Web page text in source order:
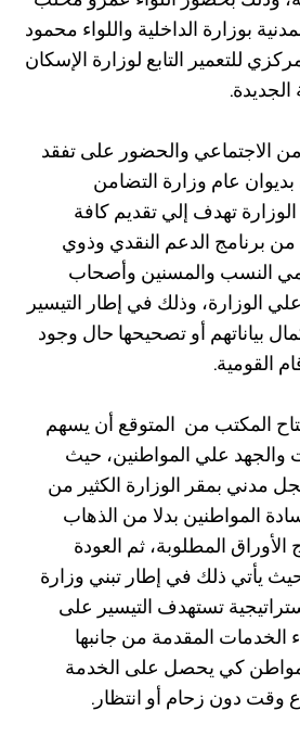
بوزارة الداخلية واللواء محمود
للتعمير التابع لوزارة الإسكان
الجديدة.
الاجتماعي والحضور على تفقد
عام وزارة التضامن
تهدف إلي تقديم كافة
برنامج الدعم النقدي وذوي
النسب والمسنين وأصحاب
الوزارة، وذلك في إطار التيسير
بياناتهم أو تصحيحها حال وجود
القومية.
المكتب من المتوقع أن يسهم
والجهد علي المواطنين، حيث
بمقر الوزارة الكثير من
المواطنين بدلا من الذهاب
المطلوبة، ثم العودة
يأتي ذلك في إطار تبني وزارة
تستهدف التيسير على
الخدمات المقدمة من جانبها
كي يحصل على الخدمة
دون زحام أو انتظار.